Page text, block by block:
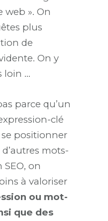
web ». On
plus
de
On y
loin …
parce qu’un
clé
positionner
mots-
on
à valoriser
ou mot-
que des